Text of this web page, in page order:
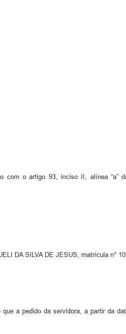
o artigo 93, inciso II, alínea “a”
DA SILVA DE JESUS, matrícula n°
a pedido da servidora, a partir da